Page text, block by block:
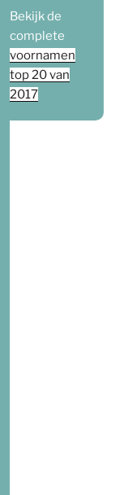
Bekijk de
complete
voornamen
top 20 van
2017